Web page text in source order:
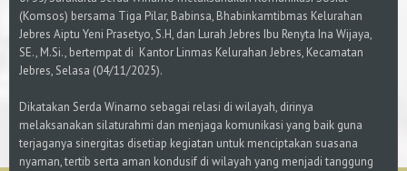
(Komsos) bersama Tiga Pilar, Babinsa, Bhabinkamtibmas Kelurahan
Jebres Aiptu Yeni Prasetyo, S.H, dan Lurah Jebres Ibu Renyta Ina Wijaya,
SE., M.Si., bertempat di Kantor Linmas Kelurahan Jebres, Kecamatan
Jebres, Selasa (04/11/2025).
Dikatakan Serda Winarno sebagai relasi di wilayah, dirinya
melaksanakan silaturahmi dan menjaga komunikasi yang baik guna
terjaganya sinergitas disetiap kegiatan untuk menciptakan suasana
nyaman, tertib serta aman kondusif di wilayah yang menjadi tanggung